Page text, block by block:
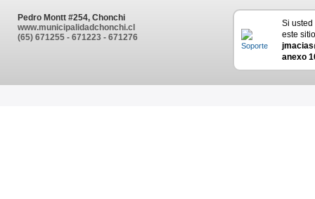
Pedro Montt #254, Chonchi
www.municipalidadchonchi.cl
(65) 671255 - 671223 - 671276
Si
este
anexo